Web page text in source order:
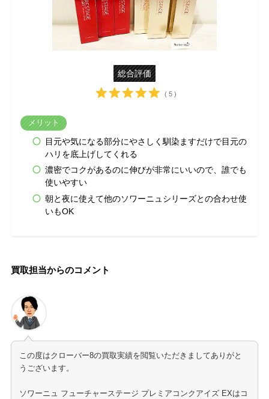
総合評価
( 5 )
メリット
目元や気になる部分にやさしく馴染ますだけで目元の
ハリを底上げしてくれる
濃密でコクがあるのに伸びが非常にいいので、誰でも
使いやすい
朝と夜に使えて他のソワーニュシリーズとの合わせ使
いもOK
買取担当からのコメント
この度はクローバー8の買取実績を閲覧いただきましてありがと
うございます。
ソワーニュ フューチャーステージ プレミアコンクアイズ EXはコ